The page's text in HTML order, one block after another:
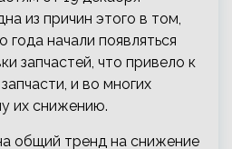
из причин этого в том,
года начали появляться
запчастей, что привело к
и во многих
их снижению.
общий тренд на снижение